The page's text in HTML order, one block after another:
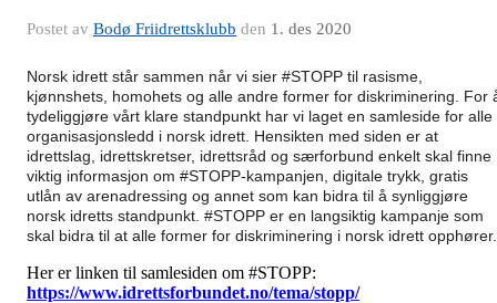
Postet av Bodø Friidrettsklubb den 1. des 2020
Norsk idrett står sammen når vi sier #STOPP til rasisme,
kjønnshets, homohets og alle andre former for diskriminering. For
tydeliggjøre vårt klare standpunkt har vi laget en samleside for alle
organisasjonsledd i norsk idrett. Hensikten med siden er at
idrettslag, idrettskretser, idrettsråd og særforbund enkelt skal finne
viktig informasjon om #STOPP-kampanjen, digitale trykk, gratis
utlån av arenadressing og annet som kan bidra til å synliggjøre
norsk idretts standpunkt. #STOPP er en langsiktig kampanje som
skal bidra til at alle former for diskriminering i norsk idrett opphører.
Her er linken til samlesiden om #STOPP:
https://www.idrettsforbundet.no/tema/stopp/